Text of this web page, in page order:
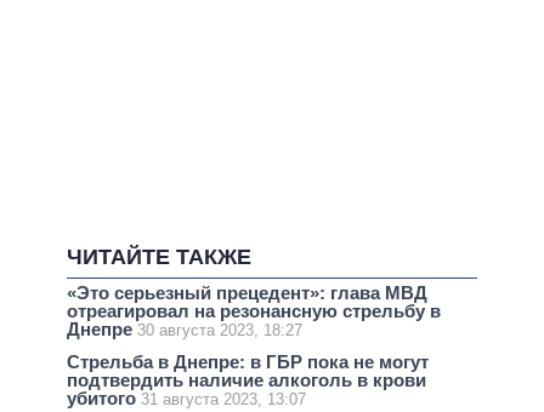
ЧИТАЙТЕ ТАКЖЕ
«Это серьезный прецедент»: глава МВД
отреагировал на резонансную стрельбу в
Днепре 30 августа 2023, 18:27
Стрельба в Днепре: в ГБР пока не могут
подтвердить наличие алкоголь в крови
убитого 31 августа 2023, 13:07